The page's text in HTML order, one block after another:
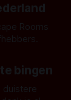
Rooms
bingen
duistere